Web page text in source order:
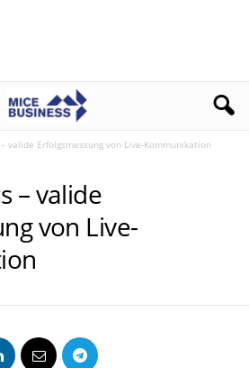
valide Erfolgsmessung von Live-Kommunikation
– valide
von Live-